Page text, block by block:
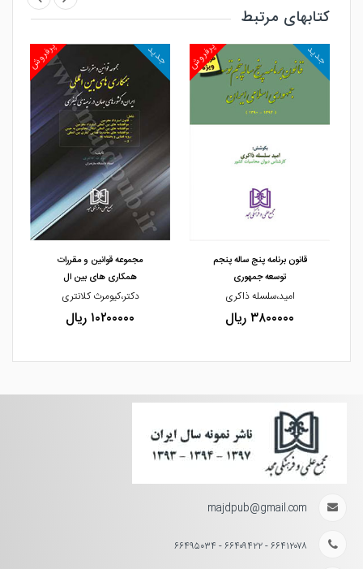
کتابهای مرتبط
پرفروش جدید
مشاهده و خرید
قانون برنامه پنج ساله پنجم
توسعه جمهوری
امید،سلسله ذاکری
۳۸۰۰۰۰۰ ریال
پرفروش جدید
مجموعه قوانین و مقررات
همکاری های بین ال
دکتر،کیومرث کلانتری
۱۰۲۰۰۰۰۰ ریال
majdpub@gmail.com
۶۶۴۱۲۰۷۸ - ۶۶۴۰۹۴۲۲ - ۶۶۴۹۵۰۳۴